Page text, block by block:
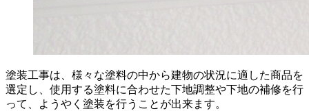
塗装工事は、様々な塗料の中から建物の状況に適した商品を
選定し、使用する塗料に合わせた下地調整や下地の補修を行
って、ようやく塗装を行うことが出来ます。